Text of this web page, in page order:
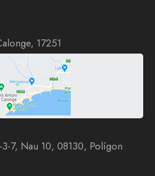
17251
7, Nau 10, 08130, Polígon